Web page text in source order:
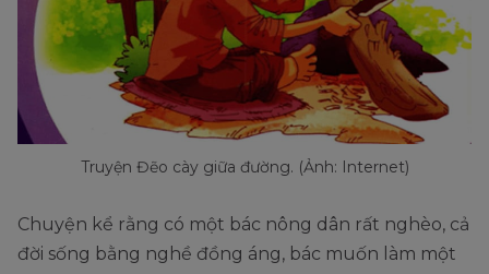
Truyện Đẽo cày giữa đường. (Ảnh: Internet)
Chuyện kể rằng có một bác nông dân rất nghèo, cả
đời sống bằng nghề đồng áng, bác muốn làm một